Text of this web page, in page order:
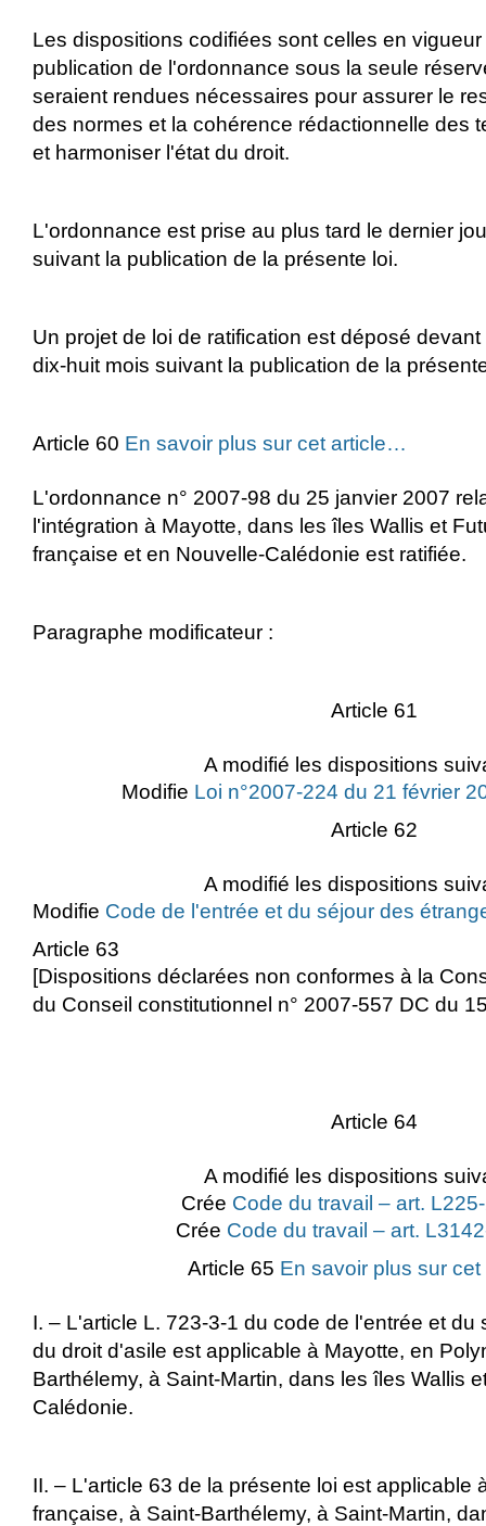
Les dispositions codifiées sont celles en
publication de l'ordonnance sous la seule
seraient rendues nécessaires pour assurer le
des normes et la cohérence rédactionnelle des
et harmoniser l'état du droit.
L'ordonnance est prise au plus tard le dernier
suivant la publication de la présente loi.
Un projet de loi de ratification est déposé
dix-huit mois suivant la publication de la
Article 60 En savoir plus sur cet article…
L'ordonnance n° 2007-98 du 25 janvier 2007
l'intégration à Mayotte, dans les îles Wallis et
française et en Nouvelle-Calédonie est ratifiée.
Paragraphe modificateur :
Article 61
A modifié les dispositions
Modifie Loi n°2007-224 du 21 février
Article 62
A modifié les dispositions
Modifie Code de l'entrée et du séjour des
Article 63
[Dispositions déclarées non conformes à la
du Conseil constitutionnel n° 2007-557 DC du
Article 64
A modifié les dispositions
Crée Code du travail – art.
Crée Code du travail – art.
Article 65 En savoir plus sur
I. – L'article L. 723-3-1 du code de l'entrée et du
du droit d'asile est applicable à Mayotte, en
Barthélemy, à Saint-Martin, dans les îles Wallis
Calédonie.
II. – L'article 63 de la présente loi est applicable
française, à Saint-Barthélemy, à Saint-Martin,